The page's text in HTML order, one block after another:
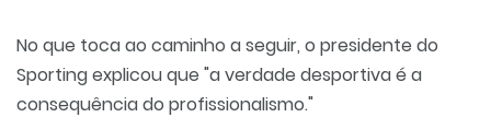
No que toca ao caminho a seguir, o presidente do
Sporting explicou que "a verdade desportiva é a
consequência do profissionalismo."